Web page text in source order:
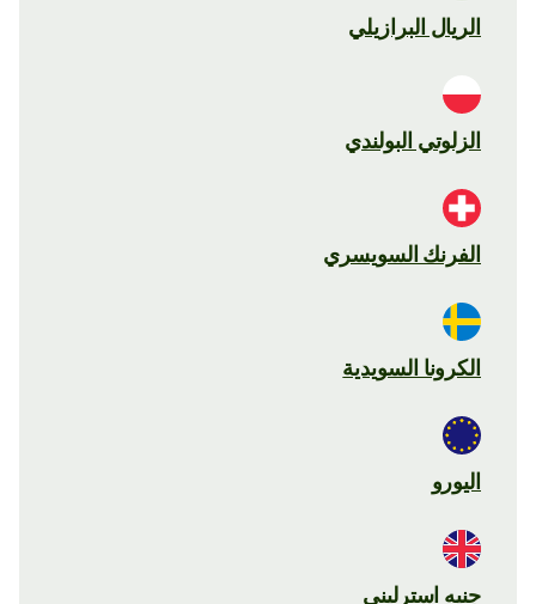
الريال البرازيلي
الزلوتي البولندي
الفرنك السويسري
الكرونا السويدية
اليورو
جنيه استرليني